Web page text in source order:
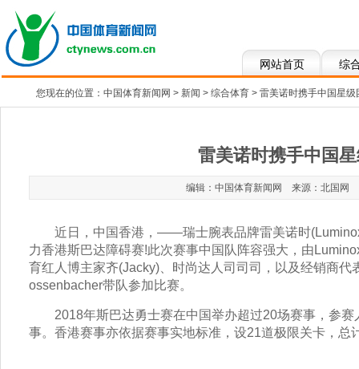
网站首页 综
您现在的位置： 中国体育新闻网 > 新闻 > 综合体育 > 雷美诺时携手中国星
雷美诺时携手中国
编辑：中国体育新闻网 来源： 北国网
近日，中国香港，——瑞士腕表品牌雷美诺时
力香港斯巴达障碍赛!此次赛事中国队阵容强大，由
育红人博主家齐(Jacky)、时尚达人司司司，以及经销商
ossenbacher带队参加比赛。
2018年斯巴达勇士赛在中国举办超过20场赛事，参赛
事。香港赛事亦依据赛事实地标准，设21道极限关卡，